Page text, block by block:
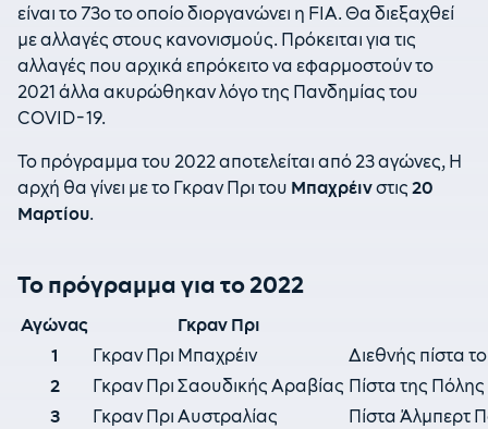
είναι το 73o το οποίο διοργανώνει η FIA. Θα διεξαχθεί
με αλλαγές στους κανονισμούς. Πρόκειται για τις
αλλαγές που αρχικά επρόκειτο να εφαρμοστούν το
2021 άλλα ακυρώθηκαν λόγο της Πανδημίας του
COVID-19.
Το πρόγραμμα του 2022 αποτελείται από 23 αγώνες, Η
αρχή θα γίνει με το Γκραν Πρι του Μπαχρέινστις 20
Μαρτίου.
Το πρόγραμμα για το 2022
Αγώνας
Γκραν Πρι
1
Γκραν Πρι Μπαχρέιν
Διεθνής πίστα
2
Γκραν Πρι Σαουδικής Αραβίας Πίστα της Πόλης
3
Γκραν Πρι Αυστραλίας
Πίστα Άλμπερτ